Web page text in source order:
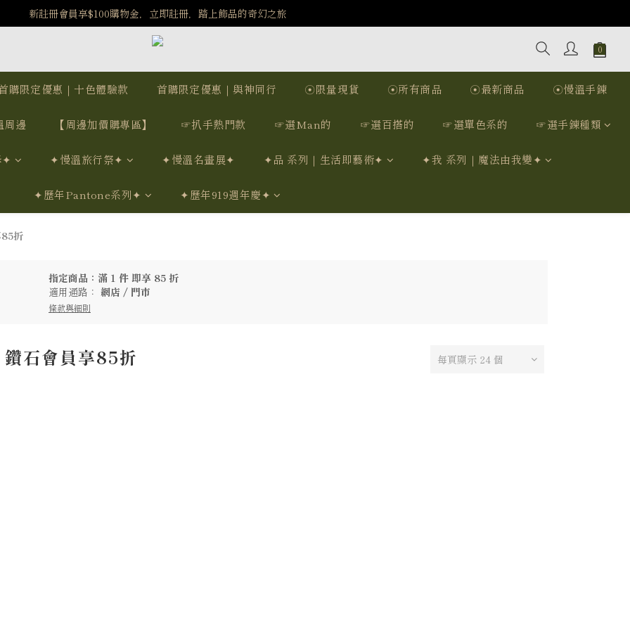
️8/6-8/12 第一波古文明馬拉松正式開跑：烏爾風華套組優惠價$5140
新註冊會員享$100購物金，立即註冊，踏上飾品的奇幻之旅
️8/6-8/12 第一波古文明馬拉松正式開跑：烏爾風華套組優惠價$5140
購限定優惠｜十色體驗款 首購限定優惠｜與神同行 ☉限量現貨 ☉所有商品 ☉最新商品 ☉慢溫手鍊
邊 【周邊加價購專區】 ☞扒手熱門款 ☞選Man的 ☞選百搭的 ☞選單色系的 ☞選手鍊種類
✦ ✦慢溫旅行祭✦ ✦慢溫名畫展✦ ✦品 系列｜生活即藝術✦ ✦我 系列｜魔法由我變✦
✦歷年Pantone系列✦ ✦歷年919週年慶✦
折
指定商品：滿 1 件 即享 85 折
適用通路： 網店 / 門市
條款與細則
石會員享85折 每頁顯示 24 個